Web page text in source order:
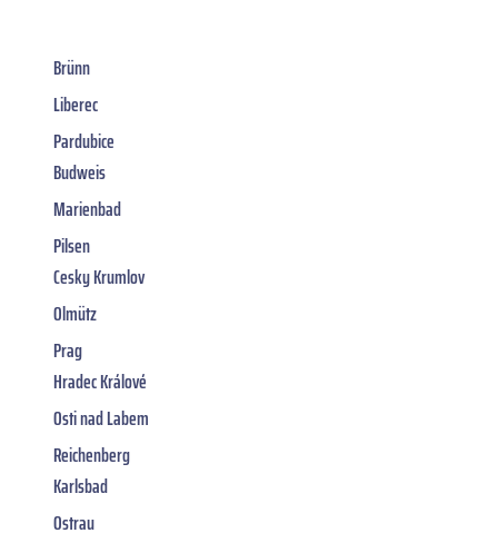
Brünn
Liberec
Pardubice
Budweis
Marienbad
Pilsen
Cesky Krumlov
Olmütz
Prag
Hradec Králové
Osti nad Labem
Reichenberg
Karlsbad
Ostrau